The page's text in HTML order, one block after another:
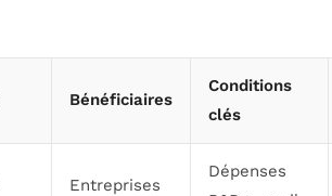
Bénéficiaires
Conditions
clés
Entreprises
Dépenses